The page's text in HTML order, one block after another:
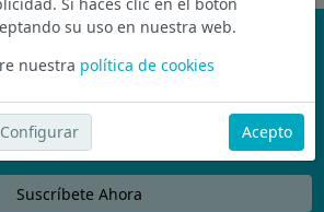
de wijobs y recibe por email las mejores
con nadie y no te vamos a enviar spam
Suscríbete Ahora
su uso en nuestra web.
nuestra política de cookies
Configurar Acepto